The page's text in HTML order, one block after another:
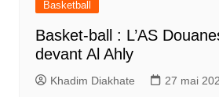
Basketball
Basket-ball : L’AS
devant Al Ahly
Khadim Diakhate 27 mai